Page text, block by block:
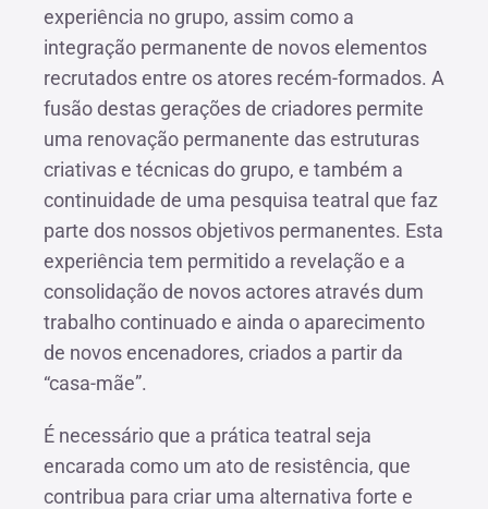
experiência no grupo, assim como a
integração permanente de novos elementos
recrutados entre os atores recém-formados. A
fusão destas gerações de criadores permite
uma renovação permanente das estruturas
criativas e técnicas do grupo, e também a
continuidade de uma pesquisa teatral que faz
parte dos nossos objetivos permanentes. Esta
experiência tem permitido a revelação e a
consolidação de novos actores através dum
trabalho continuado e ainda o aparecimento
de novos encenadores, criados a partir da
“casa-mãe”.
É necessário que a prática teatral seja
encarada como um ato de resistência, que
contribua para criar uma alternativa forte e